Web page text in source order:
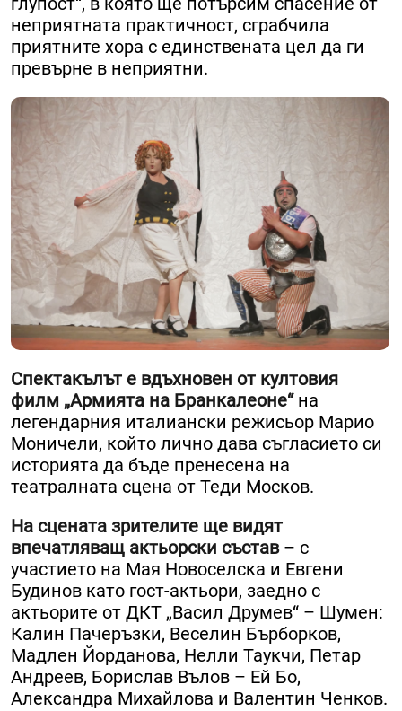
неприятната практичност, сграбчила
приятните хора с единствената цел да ги
превърне в неприятни.
Спектакълът е вдъхновен от култовия
филм „Армията на Бранкалеоне“ на
легендарния италиански режисьор Марио
Моничели, който лично дава съгласието си
историята да бъде пренесена на
театралната сцена от Теди Москов.
На сцената зрителите ще видят
впечатляващ актьорски състав – с
участието на Мая Новоселска и Евгени
Будинов като гост-актьори, заедно с
актьорите от ДКТ „Васил Друмев“ – Шумен:
Калин Пачеръзки, Веселин Бърборков,
Мадлен Йорданова, Нелли Таукчи, Петар
Андреев, Борислав Вълов – Ей Бо,
Александра Михайлова и Валентин Ченков.